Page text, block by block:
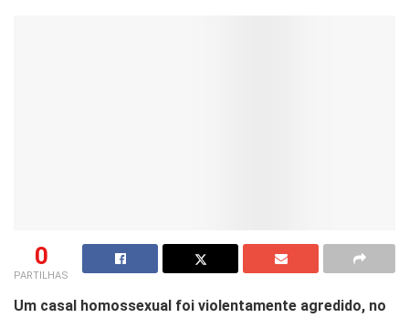
0
PARTILHAS
Um casal homossexual foi violentamente agredido, no